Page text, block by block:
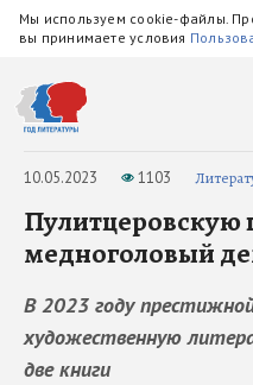
Мы используем cookie-файлы.
вы принимаете условия
10.05.2023 1103
медноголовый
В 2023 году
художественную
две книги